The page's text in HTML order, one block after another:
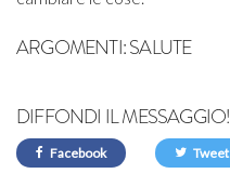
ARGOMENTI:SALUTE
DIFFONDI IL MESSAGGIO!
Facebook Tweet